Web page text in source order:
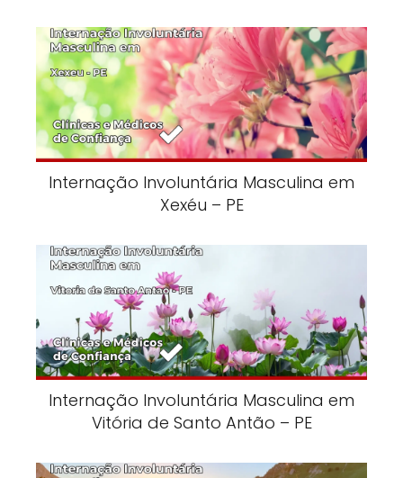
Internação Involuntária Masculina em
Xexéu – PE
Internação Involuntária Masculina em
Vitória de Santo Antão – PE